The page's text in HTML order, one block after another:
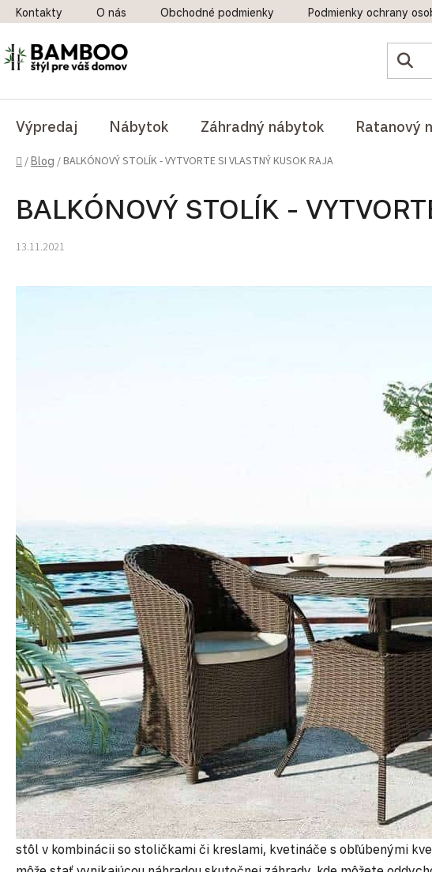
Prejsť na obsah
Kontakty O nás Obchodné podmienky Podmienky ochrany
Výpredaj Nábytok Záhradný nábytok Ratanový
Domov
/Blog /BALKÓNOVÝ STOLÍK - VYTVORTE SI VLASTNÝ KUSOK RAJA
BALKÓNOVÝ STOLÍK -
13.11.2021
stôl v kombinácii so stoličkami či kreslami, kvetináče s obľúbenými